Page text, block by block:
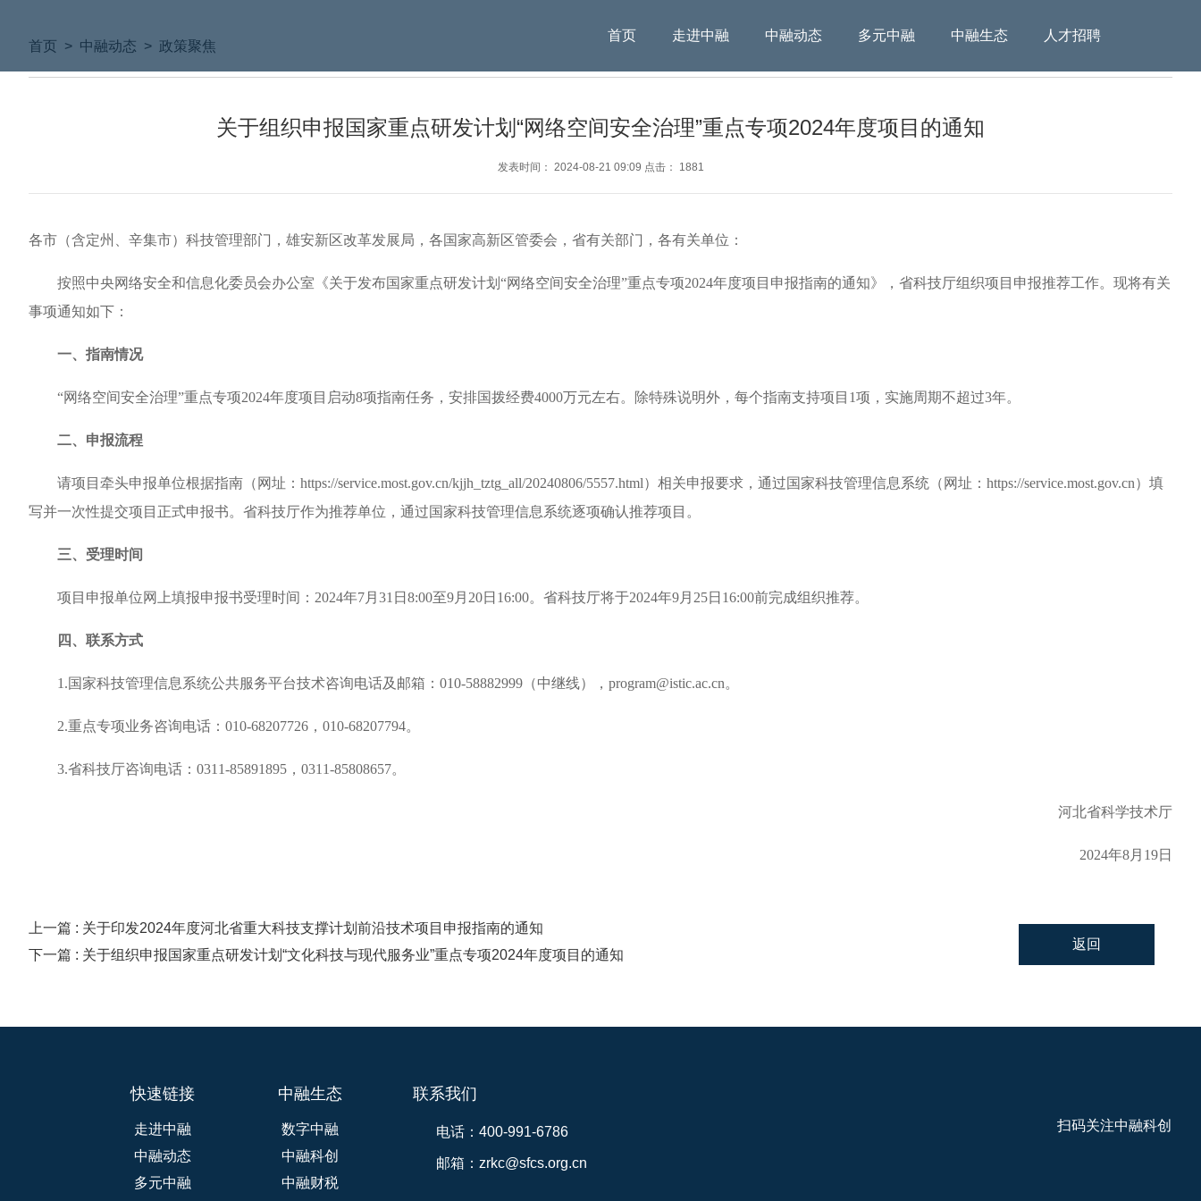
首页 走进中融 中融动态 多元中融 中融生态 人才招聘
首页 > 中融动态 > 政策聚焦
关于组织申报国家重点研发计划“网络空间安全治理”重点专项2024年度项目的通知
发表时间： 2024-08-21 09:09 点击： 1881
各市（含定州、辛集市）科技管理部门，雄安新区改革发展局，各国家高新区管委会，省有关部门，各有关单位：
按照中央网络安全和信息化委员会办公室《关于发布国家重点研发计划“网络空间安全治理”重点专项2024年度项目申报指南的通知》，省科技厅组织项目申报推荐工作。现将有关
事项通知如下：
一、指南情况
“网络空间安全治理”重点专项2024年度项目启动8项指南任务，安排国拨经费4000万元左右。除特殊说明外，每个指南支持项目1项，实施周期不超过3年。
二、申报流程
请项目牵头申报单位根据指南（网址：https://service.most.gov.cn/kjjh_tztg_all/20240806/5557.html）相关申报要求，通过国家科技管理信息系统（网址：https://service.most.gov.cn）填
写并一次性提交项目正式申报书。省科技厅作为推荐单位，通过国家科技管理信息系统逐项确认推荐项目。
三、受理时间
项目申报单位网上填报申报书受理时间：2024年7月31日8:00至9月20日16:00。省科技厅将于2024年9月25日16:00前完成组织推荐。
四、联系方式
1.国家科技管理信息系统公共服务平台技术咨询电话及邮箱：010-58882999（中继线），program@istic.ac.cn。
2.重点专项业务咨询电话：010-68207726，010-68207794。
3.省科技厅咨询电话：0311-85891895，0311-85808657。
河北省科学技术厅
2024年8月19日
上一篇 : 关于印发2024年度河北省重大科技支撑计划前沿技术项目申报指南的通知
下一篇 : 关于组织申报国家重点研发计划“文化科技与现代服务业”重点专项2024年度项目的通知
返回
快速链接
走进中融
中融动态
多元中融
中融生态
数字中融
中融科创
中融财税
联系我们
电话：400-991-6786
邮箱：zrkc@sfcs.org.cn
扫码关注中融科创